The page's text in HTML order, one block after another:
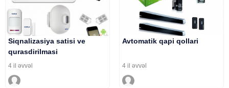
Siqnalizasiya satisi ve
qurasdirilmasi
4 il əvvəl
Avtomatik qapi qollari
4 il əvvəl